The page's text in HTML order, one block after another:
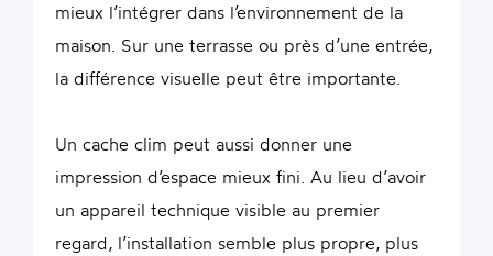
mieux l’intégrer dans l’environnement de la
maison. Sur une terrasse ou près d’une entrée,
la différence visuelle peut être importante.
Un cache clim peut aussi donner une
impression d’espace mieux fini. Au lieu d’avoir
un appareil technique visible au premier
regard, l’installation semble plus propre, plus